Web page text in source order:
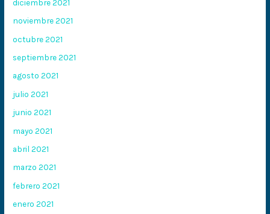
diciembre 2021
noviembre 2021
octubre 2021
septiembre 2021
agosto 2021
julio 2021
junio 2021
mayo 2021
abril 2021
marzo 2021
febrero 2021
enero 2021